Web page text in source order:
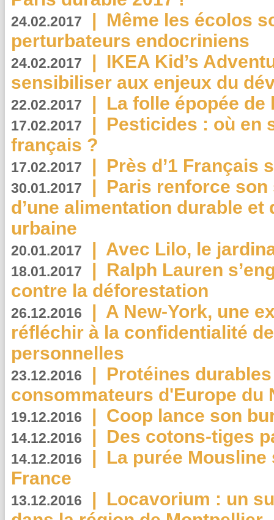
24.02.2017 | Même les écolos
perturbateurs endocriniens
24.02.2017 | IKEA Kid’s
sensibiliser aux enjeux du
22.02.2017 | La folle épopée de
17.02.2017 | Pesticides : où en
français ?
17.02.2017 | Près d’1 Français
30.01.2017 | Paris renforce
d’une alimentation durable et
urbaine
20.01.2017 | Avec Lilo, le
18.01.2017 | Ralph Lauren
contre la déforestation
26.12.2016 | A New-York, une
réfléchir à la confidentialité
personnelles
23.12.2016 | Protéines
consommateurs d'Europe du
19.12.2016 | Coop lance son
14.12.2016 | Des cotons-tiges
14.12.2016 | La purée
France
13.12.2016 | Locavorium : un